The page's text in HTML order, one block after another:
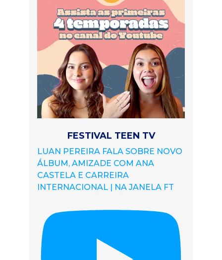
FESTIVAL TEEN TV
LUAN PEREIRA FALA SOBRE NOVO
ÁLBUM, AMIZADE COM ANA
CASTELA E CARREIRA
INTERNACIONAL | NA JANELA FT